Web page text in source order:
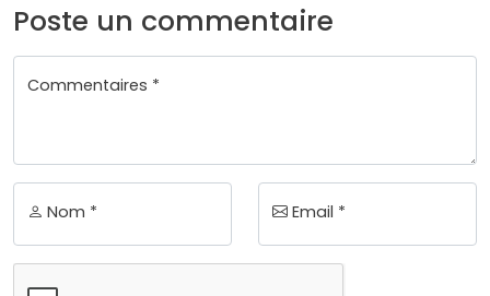
Poste un commentaire
Commentaires *
Nom * Email *